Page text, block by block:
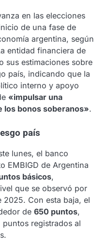
en las elecciones
de una fase de
argentina, según
entidad financiera de
sus estimaciones sobre
país, indicando que la
interno y apoyo
«impulsar una
los bonos soberanos».
país
lunes, el banco
EMBIGD de Argentina
básicos,
que se observó por
2025. Con esta baja, el
de 650 puntos,
registrados al